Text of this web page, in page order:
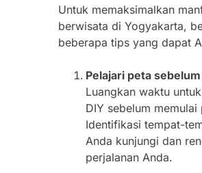
Untuk memaksimalkan
berwisata di Yogyakarta,
beberapa tips yang dapat
Pelajari peta
Luangkan waktu
DIY sebelum memulai
Identifikasi tempat-
Anda kunjungi dan
perjalanan Anda.